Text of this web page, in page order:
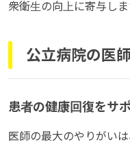
衆衛生の向上に寄与しま
公立病院の医
患者の健康回復をサ
医師の最大のやりがい